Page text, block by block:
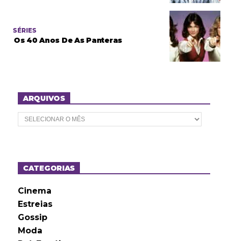
SÉRIES
Os 40 Anos De As Panteras
ARQUIVOS
A
r
o
sCATEGORIAS
Cinema
Estreias
Gossip
Moda